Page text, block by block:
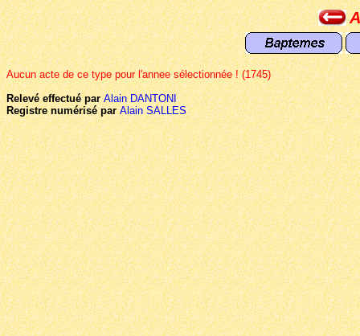
Aucun acte de ce type pour l'annee sélectionnée ! (1745)
Relevé effectué parAlain DANTONI
Registre numérisé parAlain SALLES